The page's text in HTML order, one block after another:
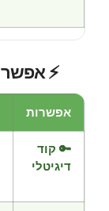
⚡
אפשרות
🔑 קוד
דיגיטלי